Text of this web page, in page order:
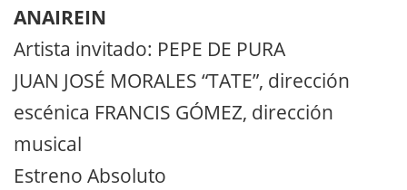
ANAIREIN
Artista invitado: PEPE DE PURA
JUAN JOSÉ MORALES “TATE”, dirección
escénica FRANCIS GÓMEZ, dirección
musical
Estreno Absoluto